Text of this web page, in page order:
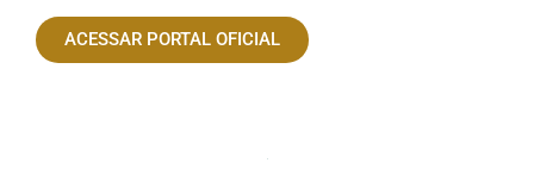
ACESSAR PORTAL OFICIAL